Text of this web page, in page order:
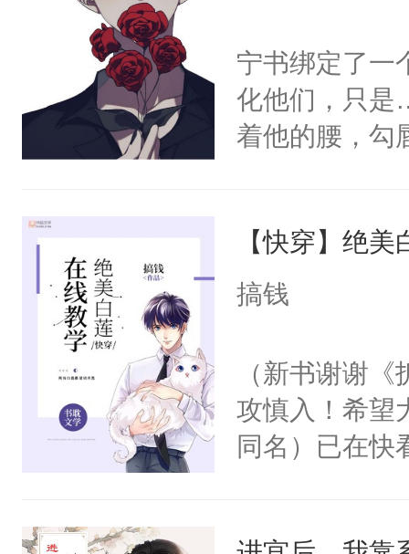
宁书绑定了一
化他们，只是
着他的腰，勾
来，给老公
用力——为你
【快穿】绝
搞钱
（新书谢谢
攻慎入！希望
同名）已在快